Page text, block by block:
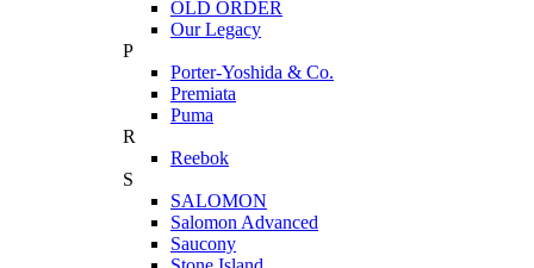
OLD ORDER
Our Legacy
P
Porter-Yoshida & Co.
Premiata
Puma
R
Reebok
S
SALOMON
Salomon Advanced
Saucony